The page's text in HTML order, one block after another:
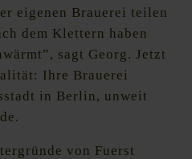
eigenen Brauerei teilen
dem Klettern haben
sagt Georg. Jetzt
Ihre Brauerei
in Berlin, unweit
von Fuerst